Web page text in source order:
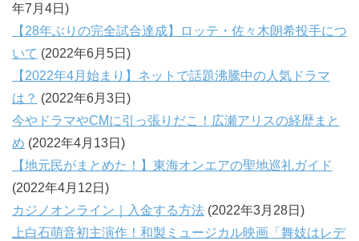
年7月4日)
【28年ぶりの完全試合達成】ロッテ・佐々木朗希投手につ
いて (2022年6月5日)
【2022年4月始まり】ネットで話題沸騰中の人気ドラマ
は？ (2022年6月3日)
今やドラマやCMに引っ張りだこ！広瀬アリスの経歴まと
め (2022年4月13日)
【地元民がまとめた！】東海オンエアの聖地巡礼ガイド
(2022年4月12日)
カジノオンライン｜入金する方法 (2022年3月28日)
上白石萌音初主演作！和製ミュージカル映画「舞妓はレデ